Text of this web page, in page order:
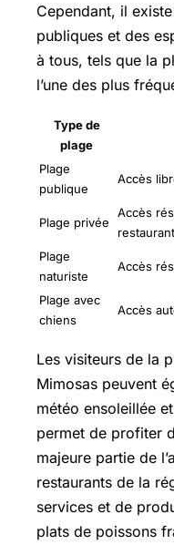
Cependant, il
publiques et des
à tous, tels que la
l’une des plus
Type de
plage
Plage
publique
Accès
Plage privée
Accès
Plage
naturiste
Accès
Plage avec
chiens
Accès
Les visiteurs de la
Mimosas peuvent
météo ensoleillée
permet de profiter
majeure partie de
restaurants de la
services et de
plats de poissons